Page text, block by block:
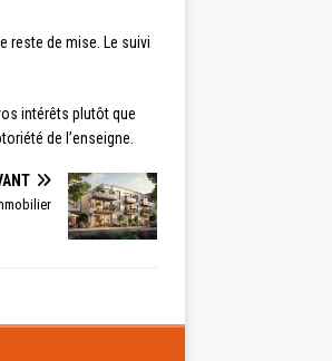
reste de mise. Le suivi
intérêts plutôt que
de l’enseigne.